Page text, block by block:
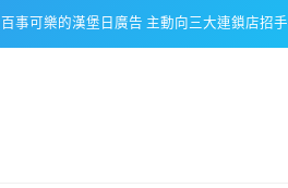
百事可樂的漢堡日廣告 主動向三大連鎖店招手